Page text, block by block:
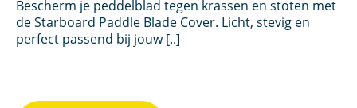
€ 59,95.€ 34,95.
Bescherm je peddelblad tegen krassen en stoten met
de Starboard Paddle Blade Cover. Licht, stevig en
perfect passend bij jouw [..]